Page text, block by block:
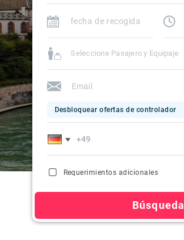
Seleccione Pasajero y Equipaje
Desbloquear ofertas de controlador
Requerimientos adicionales
Búsqueda